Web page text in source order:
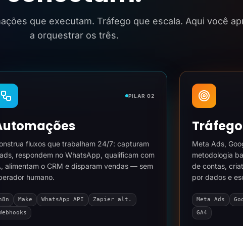
que executam. Tráfego que escala. Aqui você
a orquestrar os três.
PILAR 02
fluxos que trabalham 24/7: capturam
respondem no WhatsApp, qualificam com
alimentam o CRM e disparam vendas — sem
humano.
Make WhatsApp API
Zapier alt.
Meta Ads,
metodologia
de contas,
por dados e
Meta Ads
GA4